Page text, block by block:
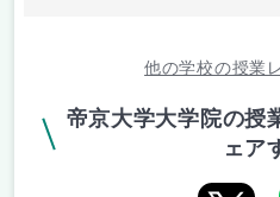
他の学校の授業
帝京大学大学院の授
ェア